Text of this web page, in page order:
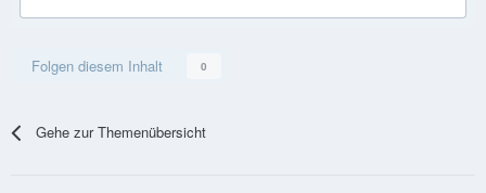
Folgen diesem Inhalt 0
Gehe zur Themenübersicht